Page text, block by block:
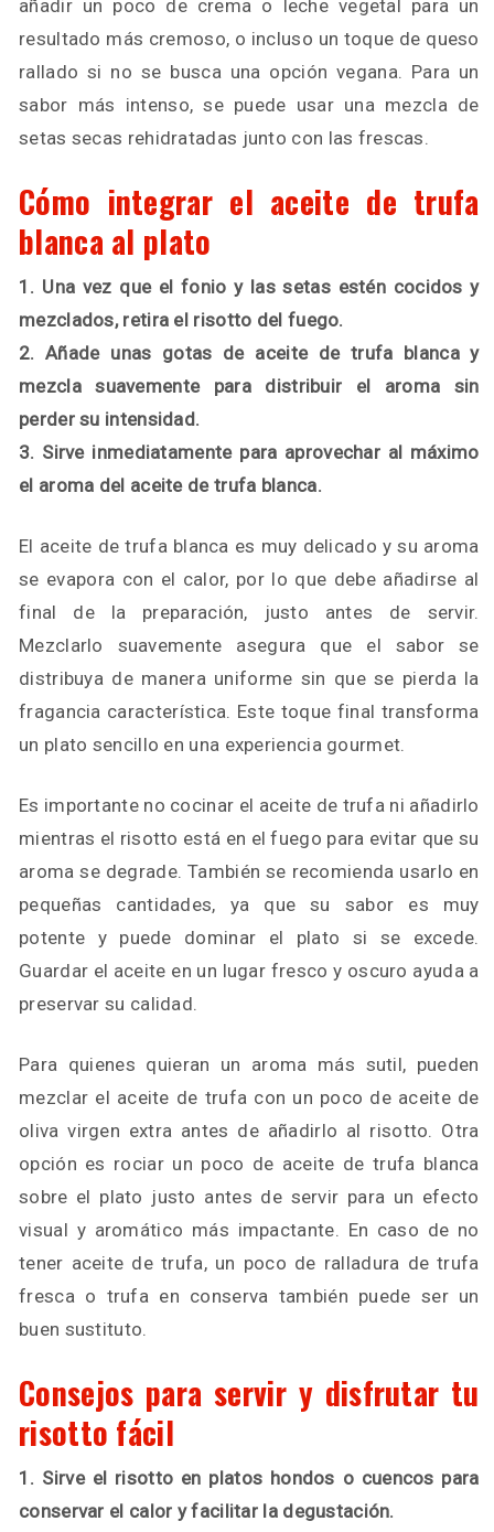
añadir un poco de crema o leche vegetal para un
resultado más cremoso, o incluso un toque de queso
rallado si no se busca una opción vegana. Para un
sabor más intenso, se puede usar una mezcla de
setas secas rehidratadas junto con las frescas.
Cómo integrar el aceite de trufa
blanca al plato
1. Una vez que el fonio y las setas estén cocidos y
mezclados, retira el risotto del fuego.
2. Añade unas gotas de aceite de trufa blanca y
mezcla suavemente para distribuir el aroma sin
perder su intensidad.
3. Sirve inmediatamente para aprovechar al máximo
el aroma del aceite de trufa blanca.
El aceite de trufa blanca es muy delicado y su aroma
se evapora con el calor, por lo que debe añadirse al
final de la preparación, justo antes de servir.
Mezclarlo suavemente asegura que el sabor se
distribuya de manera uniforme sin que se pierda la
fragancia característica. Este toque final transforma
un plato sencillo en una experiencia gourmet.
Es importante no cocinar el aceite de trufa ni añadirlo
mientras el risotto está en el fuego para evitar que su
aroma se degrade. También se recomienda usarlo en
pequeñas cantidades, ya que su sabor es muy
potente y puede dominar el plato si se excede.
Guardar el aceite en un lugar fresco y oscuro ayuda a
preservar su calidad.
Para quienes quieran un aroma más sutil, pueden
mezclar el aceite de trufa con un poco de aceite de
oliva virgen extra antes de añadirlo al risotto. Otra
opción es rociar un poco de aceite de trufa blanca
sobre el plato justo antes de servir para un efecto
visual y aromático más impactante. En caso de no
tener aceite de trufa, un poco de ralladura de trufa
fresca o trufa en conserva también puede ser un
buen sustituto.
Consejos para servir y disfrutar tu
risotto fácil
1. Sirve el risotto en platos hondos o cuencos para
conservar el calor y facilitar la degustación.